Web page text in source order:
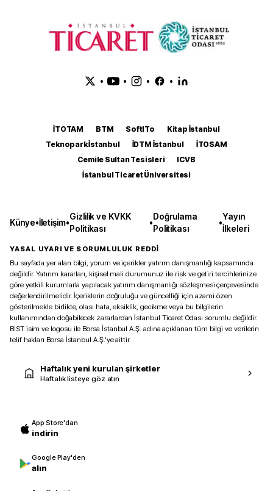
• • • •
İTOTAM BTM SoftITo
Kitap İstanbul
Teknopark İstanbul
İDTM İstanbul
İTOSAM
Cemile Sultan Tesisleri
ICVB
İstanbul Ticaret Üniversitesi
Künye•İletişim•
Gizlilik ve KVKK
Politikası
•
Doğrulama
Politikası
•
Yayın
İlkeleri
YASAL UYARI VE SORUMLULUK REDDİ
Bu sayfada yer alan bilgi, yorum ve içerikler yatırım danışmanlığı kapsamında
değildir. Yatırım kararları, kişisel mali durumunuz ile risk ve getiri tercihlerinize
göre yetkili kurumlarla yapılacak yatırım danışmanlığı sözleşmesi çerçevesinde
değerlendirilmelidir. İçeriklerin doğruluğu ve güncelliği için azami özen
gösterilmekle birlikte, olası hata, eksiklik, gecikme veya bu bilgilerin
kullanımından doğabilecek zararlardan İstanbul Ticaret Odası sorumlu değildir.
BIST isim ve logosu ile Borsa İstanbul A.Ş. adına açıklanan tüm bilgi ve verilerin
telif hakları Borsa İstanbul A.Ş.’ye aittir.
Haftalık yeni kurulan şirketler
Haftalık listeye göz atın
App Store'dan
indirin
Google Play'den
alın